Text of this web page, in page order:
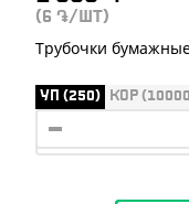
(6 ֏ /ШТ)
Трубочки
УП (250) КОР